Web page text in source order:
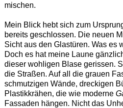
mischen.
Mein Blick hebt sich zum
bereits geschlossen. Die neuen
Sicht aus den Glastüren. Was es
Doch es hat meine Laune
dieser wohligen Blase gerissen.
die Straßen. Auf all die grauen
schmutzigen Wände, dreckigen
Plastikkrähen, die wie moderne
Fassaden hängen. Nicht das